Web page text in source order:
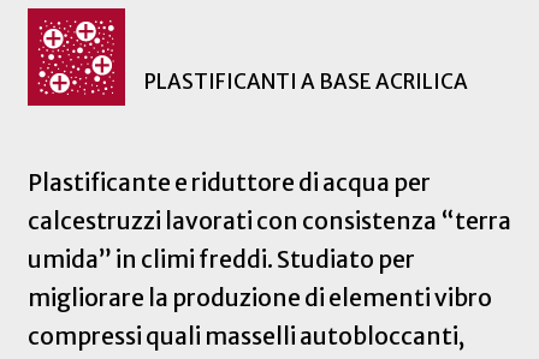
PLASTIFICANTI A BASE ACRILICA
Plastificante e riduttore di acqua per
calcestruzzi lavorati con consistenza “terra
umida” in climi freddi. Studiato per
migliorare la produzione di elementi vibro
compressi quali masselli autobloccanti,